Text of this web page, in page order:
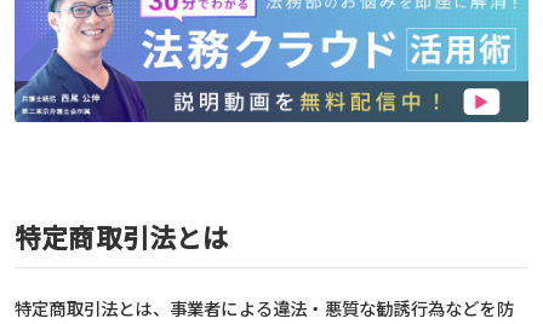
特定商取引法とは
特定商取引法とは、事業者による違法・悪質な勧誘行為などを防